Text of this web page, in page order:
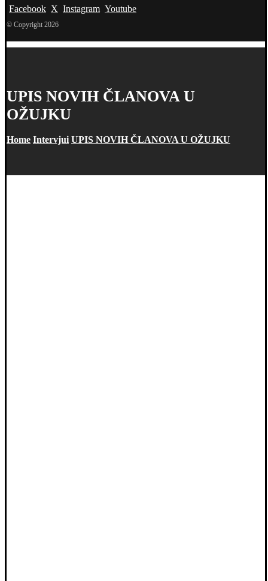
Facebook X Instagram Youtube
© Copyright 2026
UPIS NOVIH ČLANOVA U
OŽUJKU
Home Intervjui UPIS NOVIH ČLANOVA U OŽUJKU